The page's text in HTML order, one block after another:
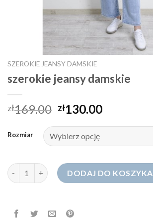
SZEROKIE JEANSY DAMSKIE
szerokie jeansy damskie
zł169.00 zł130.00
Rozmiar
ilość szerokie jeansy damskieDODAJ DO KOSZYKA